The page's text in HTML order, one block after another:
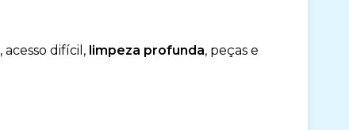
, acesso difícil, limpeza profunda, peças e